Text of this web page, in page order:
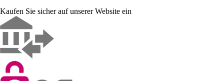
Kaufen Sie sicher auf unserer Website ein